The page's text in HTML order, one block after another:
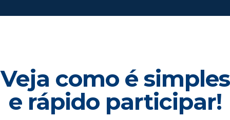
Veja como é simples
e rápido participar!